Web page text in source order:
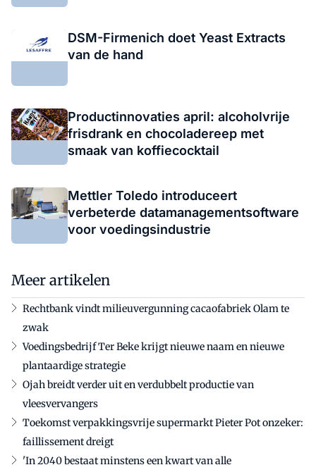
DSM-Firmenich doet Yeast Extracts
van de hand
Productinnovaties april: alcoholvrije
frisdrank en chocoladereep met
smaak van koffiecocktail
Mettler Toledo introduceert
verbeterde datamanagementsoftware
voor voedingsindustrie
Meer artikelen
Rechtbank vindt milieuvergunning cacaofabriek Olam te
zwak
Voedingsbedrijf Ter Beke krijgt nieuwe naam en nieuwe
plantaardige strategie
Ojah breidt verder uit en verdubbelt productie van
vleesvervangers
Toekomst verpakkingsvrije supermarkt Pieter Pot onzeker:
faillissement dreigt
'In 2040 bestaat minstens een kwart van alle